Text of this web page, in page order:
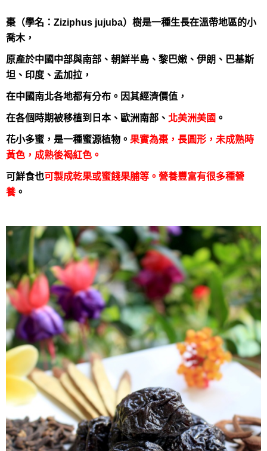
棗（學名：Ziziphus jujuba）樹是一種生長在溫帶地區的小
喬木，
原產於中國中部與南部、朝鮮半島、黎巴嫩、伊朗、巴基斯
坦、印度、孟加拉，
在中國南北各地都有分布。因其經濟價值，
在各個時期被移植到日本、歐洲南部、 北美洲美國 。
花小多蜜，是一種蜜源植物。 果實為棗，長圓形，未成熟時
黃色，成熟後褐紅色。
可鮮食也可製成乾果或蜜餞果脯等。營養豐富有很多種營
養 。